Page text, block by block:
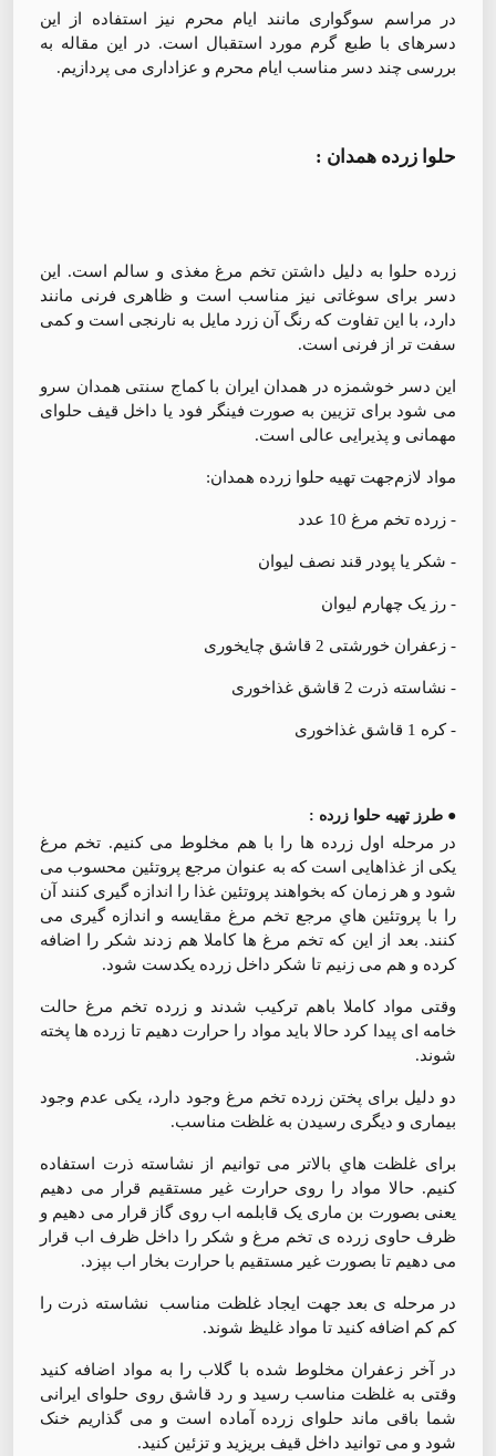
در مراسم سوگواری مانند ایام محرم نیز استفاده از این
دسرهای با طبع گرم مورد استقبال است. در این مقاله به
بررسی چند دسر مناسب ایام محرم و عزاداری می پردازیم.
حلوا زرده همدان :
زرده حلوا به دلیل داشتن تخم مرغ مغذی و سالم است. این
دسر برای سوغاتی نیز مناسب است و ظاهری فرنی مانند
دارد، با این تفاوت که رنگ آن زرد مایل به نارنجی است و کمی
سفت تر از فرنی است.
این دسر خوشمزه در همدان ایران با کماج سنتی همدان سرو
می شود برای تزیین به صورت فینگر فود یا داخل قیف حلوای
مهمانی و پذیرایی عالی است.
مواد لازم‌جهت تهیه حلوا زرده همدان:
- زرده تخم مرغ 10 عدد
- شکر یا پودر قند نصف لیوان
- رز یک چهارم لیوان
- زعفران خورشتی 2 قاشق چایخوری
- نشاسته ذرت 2 قاشق غذاخوری
- کره 1 قاشق غذاخوری
● طرز تهیه حلوا زرده :
در مرحله اول زرده ها را با هم مخلوط می کنیم. تخم مرغ
یکی از غذاهایی است که به عنوان مرجع پروتئین محسوب می
شود و هر زمان که بخواهند پروتئین غذا را اندازه گیری کنند آن
را با پروتئین هاي مرجع تخم مرغ مقایسه و اندازه گیری می
کنند. بعد از این که تخم مرغ ها کاملا هم زدند شکر را اضافه
کرده و هم می زنیم تا شکر داخل زرده یکدست شود.
وقتی مواد کاملا باهم ترکیب شدند و زرده تخم مرغ حالت
خامه ای پیدا کرد حالا باید مواد را حرارت دهیم تا زرده ها پخته
شوند.
دو دلیل برای پختن زرده تخم مرغ وجود دارد، یکی عدم وجود
بیماری و دیگری رسیدن به غلظت مناسب.
برای غلظت هاي بالاتر می توانیم از نشاسته ذرت استفاده
کنیم. حالا مواد را روی حرارت غیر مستقیم قرار می دهیم‌
یعنی بصورت بن ماری یک قابلمه اب روی گاز قرار می دهیم و
ظرف حاوی زرده ی تخم مرغ و شکر را داخل ظرف اب قرار
می دهیم تا بصورت غیر مستقیم با حرارت بخار اب بپزد.
در مرحله ی بعد جهت ایجاد غلظت مناسب نشاسته ذرت را
کم کم اضافه کنید تا مواد غلیظ شوند.
در آخر زعفران مخلوط شده با گلاب را به مواد اضافه کنید
وقتی به غلظت مناسب رسید و رد قاشق روی حلوای ایرانی
شما باقی ماند حلوای زرده آماده است و می گذاریم خنک
شود و می توانید داخل قیف بریزید و تزئین کنید.